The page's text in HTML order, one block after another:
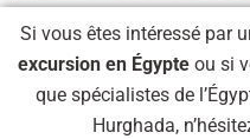
Si vous êtes intéressé par
excursion en Égypteou si
que spécialistes de
Hurghada,